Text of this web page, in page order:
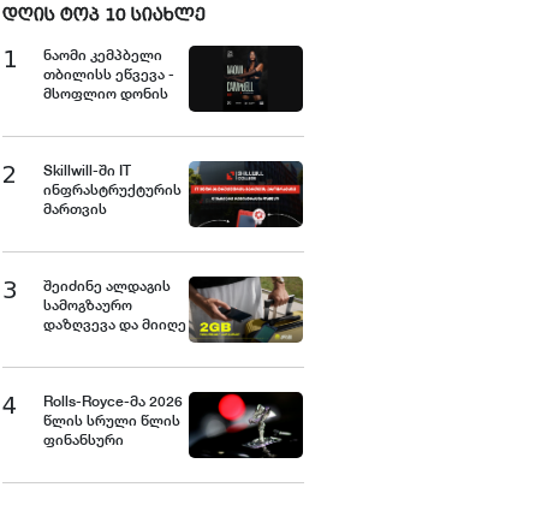
დღის ტოპ 10 სიახლე
1
ნაომი კემპბელი
თბილისს ეწვევა -
მსოფლიო დონის
გენერალური
ჯგუფი“
2
Skillwill-ში IT
ინფრასტრუქტურის
მართვის
პროგრამაზე
რეგისტრაცია
დაიწყო
3
შეიძინე ალდაგის
სამოგზაურო
დაზღვევა და მიიღე
ინტერნეტი
4
Rolls-Royce-მა 2026
წლის სრული წლის
ფინანსური
გააუმჯობესა